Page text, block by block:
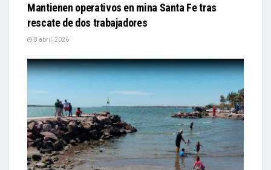
Mantienen operativos en mina Santa Fe tras
rescate de dos trabajadores
8 abril, 2026